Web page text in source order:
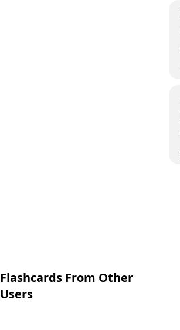
Flashcards From Other
Users